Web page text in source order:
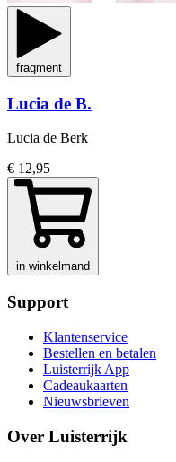
fragment
Lucia de B.
Lucia de Berk
€ 12,95
in winkelmand
Support
Klantenservice
Bestellen en betalen
Luisterrijk App
Cadeaukaarten
Nieuwsbrieven
Over Luisterrijk